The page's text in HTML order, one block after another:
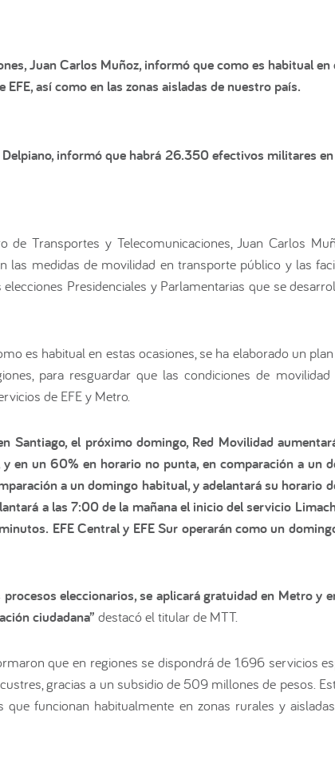
Juan Carlos Muñoz, informó que como es habitual en
así como en las zonas aisladas de nuestro país.
informó que habrá 26.350 efectivos militares
de Transportes y Telecomunicaciones, Juan Carlos
las medidas de movilidad en transporte público y las
Presidenciales y Parlamentarias que se
es habitual en estas ocasiones, se ha elaborado un
para resguardar que las condiciones de
de EFE y Metro.
Santiago, el próximo domingo, Red Movilidad
en un 60% en horario no punta, en comparación a un
a un domingo habitual, y adelantará su horario
a las 7:00 de la mañana el inicio del servicio
EFE Central y EFE Sur operarán como un
eleccionarios, se aplicará gratuidad en Metro y
ciudadana” destacó el titular de MTT.
que en regiones se dispondrá de 1.696 servicios
gracias a un subsidio de 509 millones de pesos.
funcionan habitualmente en zonas rurales y